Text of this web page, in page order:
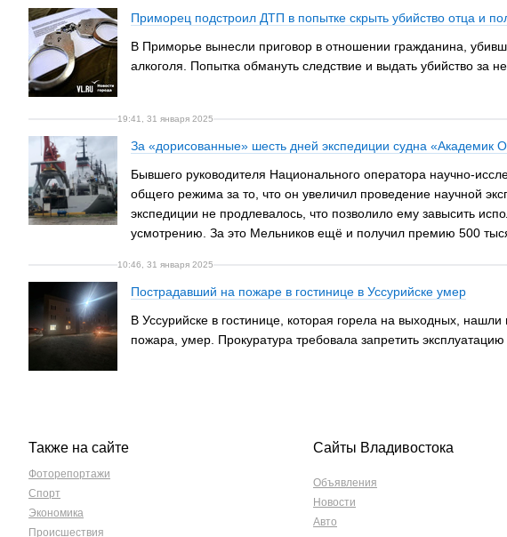
Приморец подстроил ДТП в попытке скрыть убийство отца и
В Приморье вынесли приговор в отношении гражданина,
алкоголя. Попытка обмануть следствие и выдать убийство за
19:41, 31 января 2025
За «дорисованные» шесть дней экспедиции судна
Бывшего руководителя Национального оператора научно-
общего режима за то, что он увеличил проведение научной
экспедиции не продлевалось, что позволило ему завысить
усмотрению. За это Мельников ещё и получил премию 500
10:46, 31 января 2025
Пострадавший на пожаре в гостинице в Уссурийске умер
В Уссурийске в гостинице, которая горела на выходных,
пожара, умер. Прокуратура требовала запретить
Также на сайте
Фоторепортажи
Спорт
Экономика
Происшествия
Сайты Владивостока
Объявления
Новости
Авто